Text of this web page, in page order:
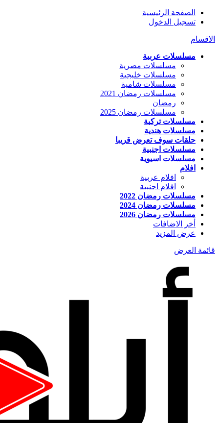
الصفحة الرئيسية
تسجيل الدخول
الاقسام
مسلسلات عربية
مسلسلات مصرية
مسلسلات خليجية
مسلسلات شامية
مسلسلات رمضان 2021
رمضان
مسلسلات رمضان 2025
مسلسلات تركية
مسلسلات هندية
حلقات سوف تعرض قريبا
مسلسلات اجنبية
مسلسلات اسيوية
افلام
افلام عربية
افلام اجنبية
مسلسلات رمضان 2022
مسلسلات رمضان 2024
مسلسلات رمضان 2026
أخر الاضافات
عرض المزيد
قائمة العرض